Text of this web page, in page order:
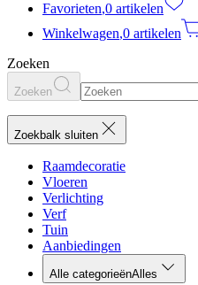
Favorieten,0 artikelen
Winkelwagen,0 artikelen
Zoeken
Zoeken
Zoekbalk sluiten
Raamdecoratie
Vloeren
Verlichting
Verf
Tuin
Aanbiedingen
Alle categorieënAlles